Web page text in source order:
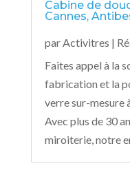
Cabine de
Cannes,
parActivitres |
Faites appel à la
fabrication et la
verre sur-mesure
Avec plus de 30
miroiterie, notre